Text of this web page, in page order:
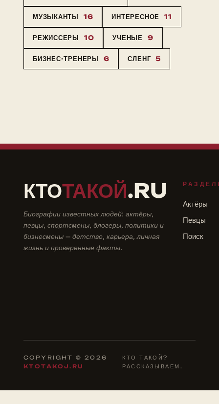
МУЗЫКАНТЫ 16 ИНТЕРЕСНОЕ 11
РЕЖИССЕРЫ 10 УЧЕНЫЕ 9
БИЗНЕС-ТРЕНЕРЫ 6 СЛЕНГ 5
КТОТАКОЙ.RU
Биографии известных людей: актёры,
певцы, спортсмены, блогеры, политики и
бизнесмены — детство, карьера, личная
жизнь и проверенные факты.
Актёры
Певцы
Поиск
COPYRIGHT © 2026
KTOTAKOJ.RU
КТО ТАКОЙ?
РАССКАЗЫВАЕМ.